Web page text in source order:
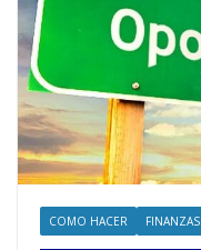
COMO HACER FINANZAS